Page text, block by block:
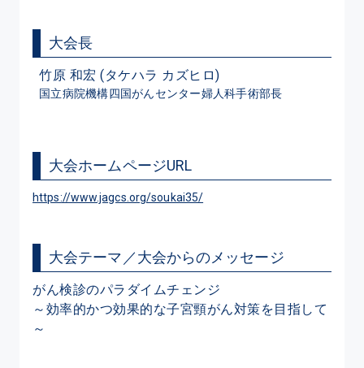
大会長
竹原 和宏 (タケハラ カズヒロ)
国立病院機構四国がんセンター婦人科手術部長
大会ホームページURL
https://www.jagcs.org/soukai35/
大会テーマ／大会からのメッセージ
がん検診のパラダイムチェンジ
～効率的かつ効果的な子宮頸がん対策を目指して
～